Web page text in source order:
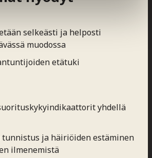
selkeästi ja helposti
muodossa
etätuki
yhdellä
tunnistus ja häiriöiden estäminen
ilmenemistä